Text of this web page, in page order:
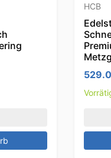
HCB